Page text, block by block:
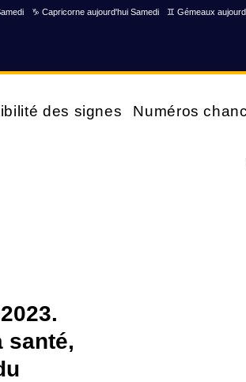
♑ Capricorne aujourd'hui Samedi ♊ Gémeaux
des signes Numéros
santé,